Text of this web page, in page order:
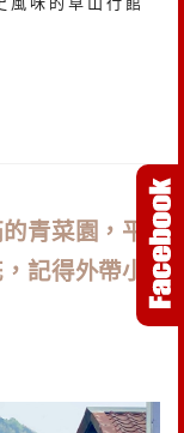
青菜園，平
記得外帶小